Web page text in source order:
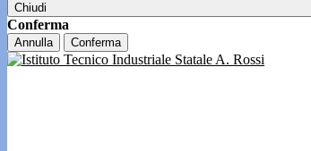
Chiudi
Conferma
Annulla Conferma